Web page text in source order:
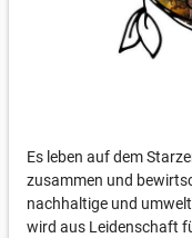
Es leben auf dem
zusammen und
nachhaltige und
wird aus Leidenschaft